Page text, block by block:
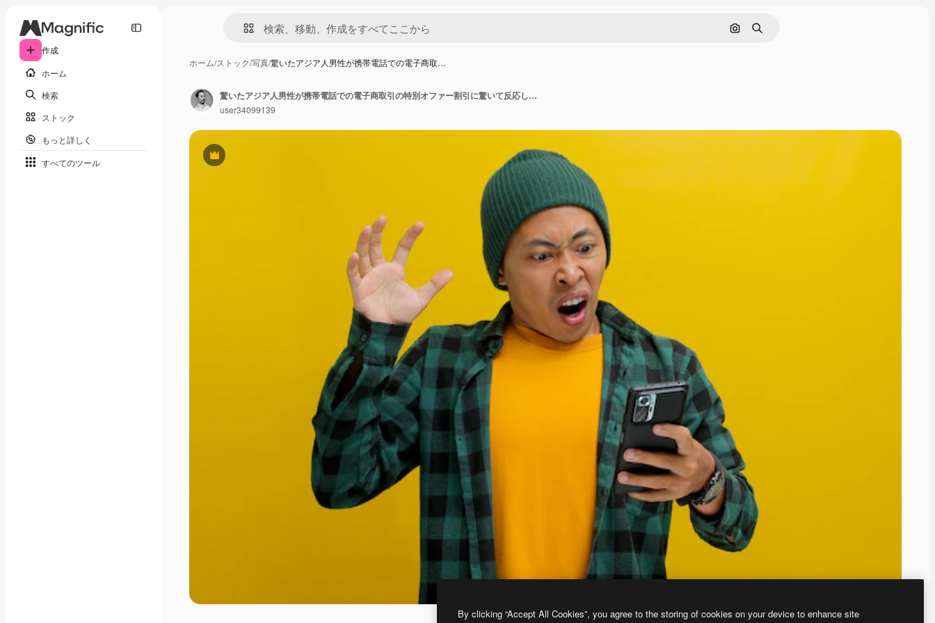
作成
ホーム
検索
ストック
もっと詳しく
すべてのツール
画像で検索
検索
ホーム/ストック/写真/驚いたアジア人男性が携帯電話での電子商取…
Premium
驚いたアジア人男性が携帯電話での電子商取引の特別オファー割引に驚いて反応します
user34099139
By clicking “Accept All Cookies”, you agree to the storing of cookies on your device to enhance site